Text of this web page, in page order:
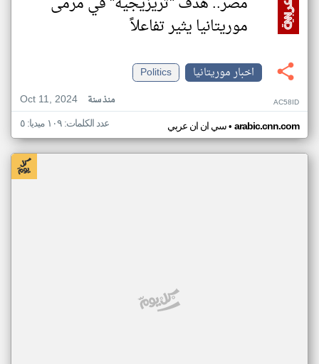
موريتانيا يثير تفاعلاً
اخبار موريتانيا
Politics
Oct 11, 2024
منذ سنة AC58ID
سي ان ان عربي• arabic.cnn.com عدد الكلمات: ١٠٩ ميديا: ٥